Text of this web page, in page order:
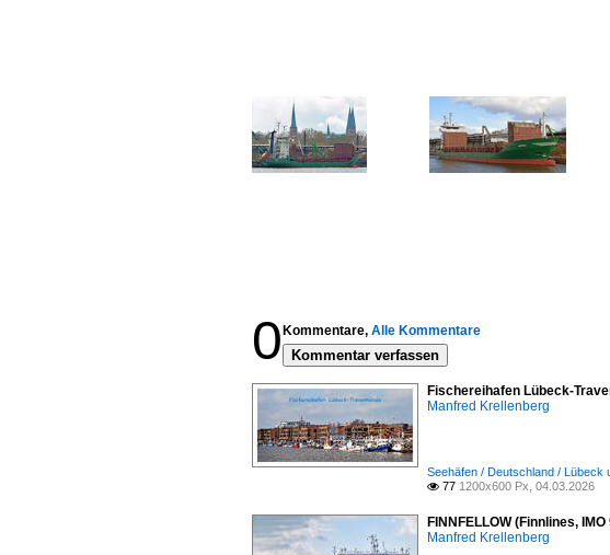
0 Kommentare, Alle Kommentare
Kommentar verfassen
Fischereihafen Lübeck-
Manfred Krellenberg
Seehäfen / Deutschland / Lübeck
 77 1200x600 Px, 04.03.2026
FINNFELLOW (Finnlines,
Manfred Krellenberg